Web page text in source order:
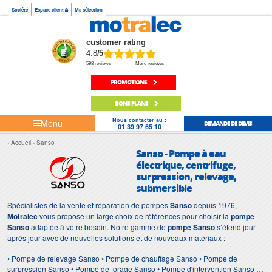
Société Espace client Ma sélection
customer rating
4.8/5
598 reviews More reviews
PROMOTIONS
BONS PLANS
Menu Nous contacter au :
01 39 97 65 10 DEMANDE DE DEVIS
Accueil Sanso
Sanso - Pompe à eau
électrique, centrifuge,
surpression, relevage,
submersible
Spécialistes de la vente et réparation de pompesSansodepuis 1976,
Motralecvous propose un large choix de références pour choisir la pompe
Sansoadaptée à votre besoin. Notre gamme depompe Sansos’étend jour
après jour avec de nouvelles solutions et de nouveaux matériaux :
• Pompe de relevage Sanso • Pompe de chauffage Sanso • Pompe de
surpression Sanso • Pompe de forage Sanso • Pompe d'intervention Sanso •